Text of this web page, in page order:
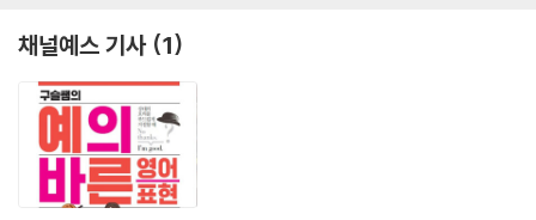
???
UNIT 18 선물을 건네줄 땐 〉 Here ???
UNIT 19 부담스러운 선물을 거절할 때는 〉 That’s too expensive ???
UNIT 20 지금 당장 결정을 내리기 어려워서 생각해 보겠다고 할 때는 〉 W
ait ???
UNIT 21 그러면 나중에 후회할 거라고 부드럽게 경고할 때는 〉 Don’t do
that ???
채널예스 기사 1